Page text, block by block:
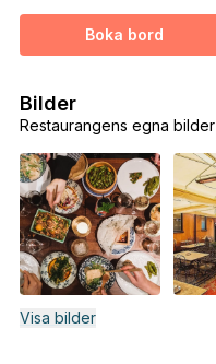
Boka bord
Restaurangens egna bilder
Bilder
Visa bilder